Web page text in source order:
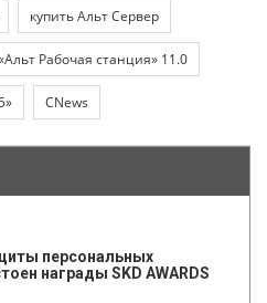
купить Альт Сервер
Рабочая станция» 11.0
CNews
персональных
награды SKD AWARDS